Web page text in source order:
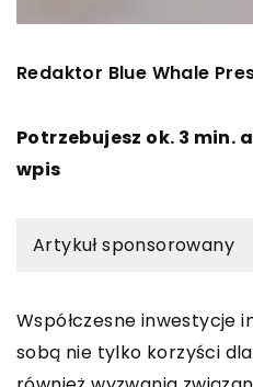
Redaktor Blue Whale
Potrzebujesz ok. 3 min.
wpis
Artykuł sponsorowany
Współczesne inwestycje
sobą nie tylko korzyści